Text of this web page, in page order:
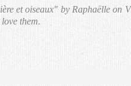
et oiseaux" by Raphaëlle on
them.